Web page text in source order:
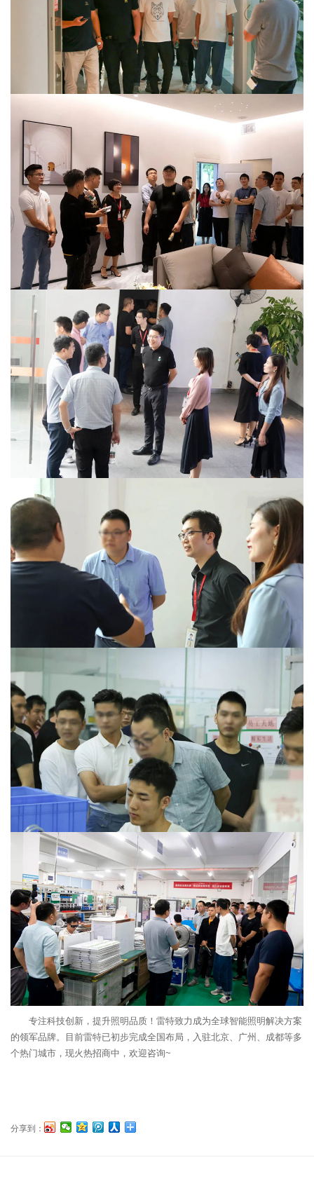
专注科技创新，提升照明品质！雷特致力成为全球智能照明解决方案
的领军品牌。目前雷特已初步完成全国布局，入驻北京、广州、成都等多
个热门城市，现火热招商中，欢迎咨询~
分享到：